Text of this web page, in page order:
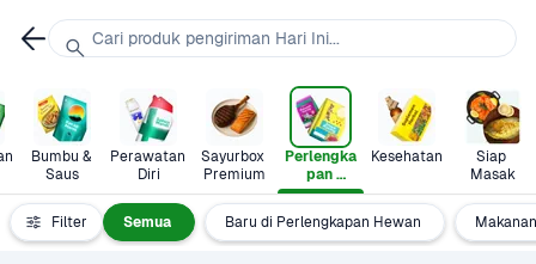
Bumbu &
Saus
Perawatan
Diri
Sayurbox
Premium
Perlengka
pan
Hewan
Kesehatan
Siap
Masak
Filter Semua Baru di Perlengkapan Hewan
Cari produk pengiriman Hari Ini...